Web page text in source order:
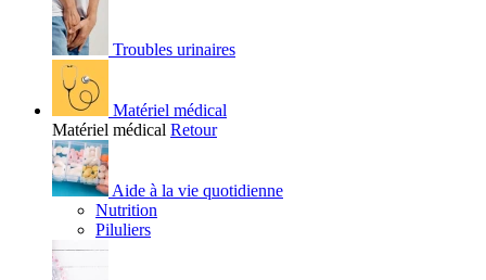
Troubles urinaires
Matériel médical
Matériel médical Retour
Aide à la vie quotidienne
Nutrition
Piluliers